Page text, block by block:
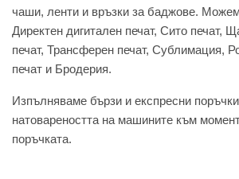
чаши, ленти и връзки за баджове.
Директен дигитален печат, Сито печат,
печат, Трансферен печат, Сублимация,
печат и Бродерия.
Изпълняваме бързи и експресни
натовареността на машините към
поръчката.